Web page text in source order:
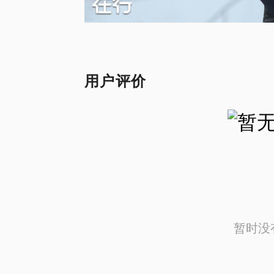
用户评价
暂时没